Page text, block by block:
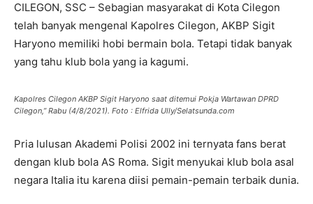
CILEGON, SSC – Sebagian masyarakat di Kota Cilegon
telah banyak mengenal Kapolres Cilegon, AKBP Sigit
Haryono memiliki hobi bermain bola. Tetapi tidak banyak
yang tahu klub bola yang ia kagumi.
Kapolres Cilegon AKBP Sigit Haryono saat ditemui Pokja Wartawan DPRD
Cilegon,” Rabu (4/8/2021). Foto : Elfrida Ully/Selatsunda.com
Pria lulusan Akademi Polisi 2002 ini ternyata fans berat
dengan klub bola AS Roma. Sigit menyukai klub bola asal
negara Italia itu karena diisi pemain-pemain terbaik dunia.